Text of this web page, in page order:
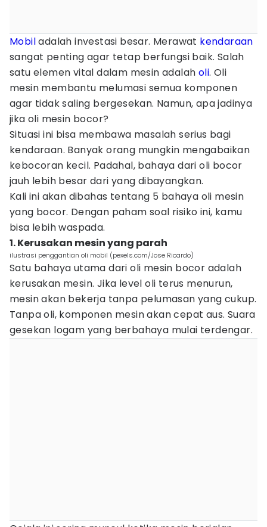
Mobiladalah investasi besar. Merawat kendaraan
sangat penting agar tetap berfungsi baik. Salah
satu elemen vital dalam mesin adalah oli. Oli
mesin membantu melumasi semua komponen
agar tidak saling bergesekan. Namun, apa jadinya
jika oli mesin bocor?
Situasi ini bisa membawa masalah serius bagi
kendaraan. Banyak orang mungkin mengabaikan
kebocoran kecil. Padahal, bahaya dari oli bocor
jauh lebih besar dari yang dibayangkan.
Kali ini akan dibahas tentang 5 bahaya oli mesin
yang bocor. Dengan paham soal risiko ini, kamu
bisa lebih waspada.
1. Kerusakan mesin yang parah
ilustrasi penggantian oli mobil (pexels.com/Jose Ricardo)
Satu bahaya utama dari oli mesin bocor adalah
kerusakan mesin. Jika level oli terus menurun,
mesin akan bekerja tanpa pelumasan yang cukup.
Tanpa oli, komponen mesin akan cepat aus. Suara
gesekan logam yang berbahaya mulai terdengar.